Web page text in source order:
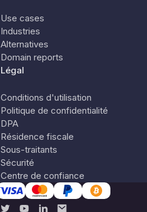
Use cases
Industries
Alternatives
Domain reports
Légal
Conditions d'utilisation
Politique de confidentialité
DPA
Résidence fiscale
Sous-traitants
Sécurité
Centre de confiance